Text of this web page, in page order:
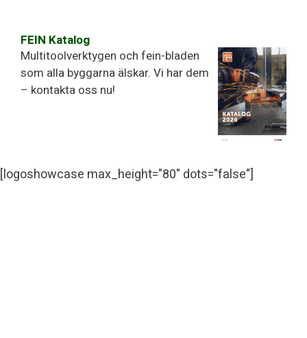
FEIN Katalog
Multitoolverktygen och fein-bladen
som alla byggarna älskar. Vi har dem
– kontakta oss nu!
[logoshowcase max_height="80" dots="false"]